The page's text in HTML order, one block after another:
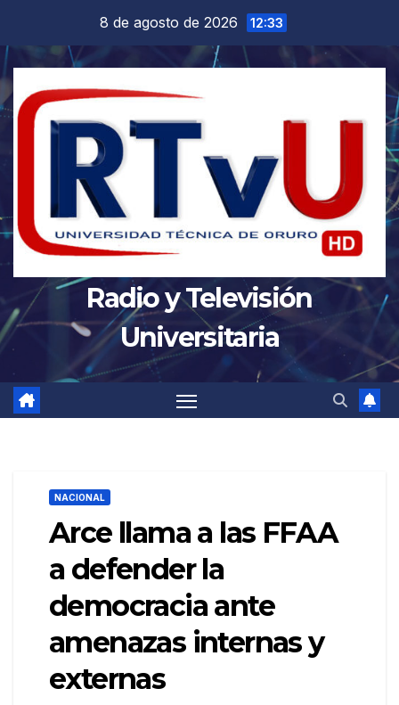
contenido
8 de agosto de 2026 12:33
Radio y Televisión
Universitaria
NACIONAL
Arce llama a las FFAA
a defender la
democracia ante
amenazas internas y
externas